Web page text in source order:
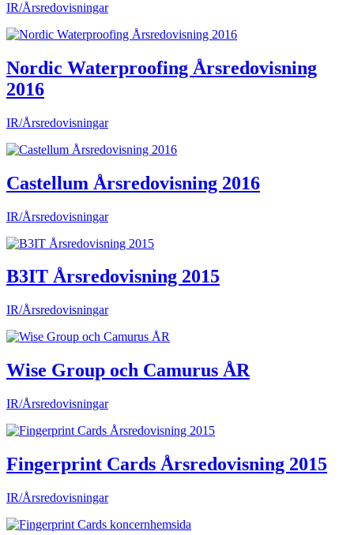
IR/Årsredovisningar
Nordic Waterproofing Årsredovisning
2016
IR/Årsredovisningar
Castellum Årsredovisning 2016
IR/Årsredovisningar
B3IT Årsredovisning 2015
IR/Årsredovisningar
Wise Group och Camurus ÅR
IR/Årsredovisningar
Fingerprint Cards Årsredovisning 2015
IR/Årsredovisningar